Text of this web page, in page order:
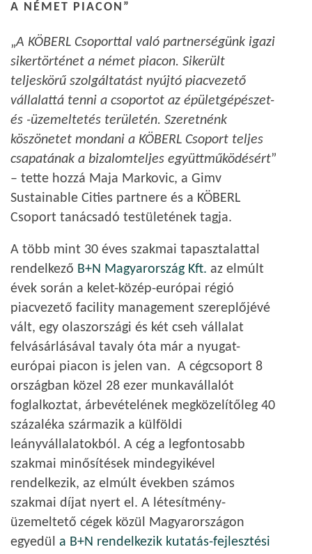
A NÉMET PIACON”
„A KÖBERL Csoporttal való partnerségünk igazi
sikertörténet a német piacon. Sikerült
teljeskörű szolgáltatást nyújtó piacvezető
vállalattá tenni a csoportot az épületgépészet-
és -üzemeltetés területén. Szeretnénk
köszönetet mondani a KÖBERL Csoport teljes
csapatának a bizalomteljes együttműködésért”
– tette hozzá Maja Markovic, a Gimv
Sustainable Cities partnere és a KÖBERL
Csoport tanácsadó testületének tagja.
A több mint 30 éves szakmai tapasztalattal
rendelkező B+N Magyarország Kft. az elmúlt
évek során a kelet-közép-európai régió
piacvezető facility management szereplőjévé
vált, egy olaszországi és két cseh vállalat
felvásárlásával tavaly óta már a nyugat-
európai piacon is jelen van. A cégcsoport 8
országban közel 28 ezer munkavállalót
foglalkoztat, árbevételének megközelítőleg 40
százaléka származik a külföldi
leányvállalatokból. A cég a legfontosabb
szakmai minősítések mindegyikével
rendelkezik, az elmúlt években számos
szakmai díjat nyert el. A létesítmény-
üzemeltető cégek közül Magyarországon
egyedül a B+N rendelkezik kutatás-fejlesztési